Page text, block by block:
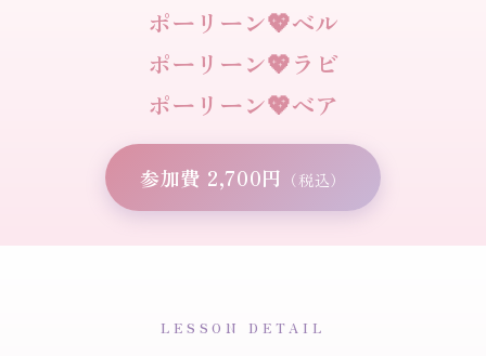
ポーリーン💖ベル
ポーリーン💖ラビ
ポーリーン💖ベア
参加費 2,700円 （税込）
LESSON DETAIL